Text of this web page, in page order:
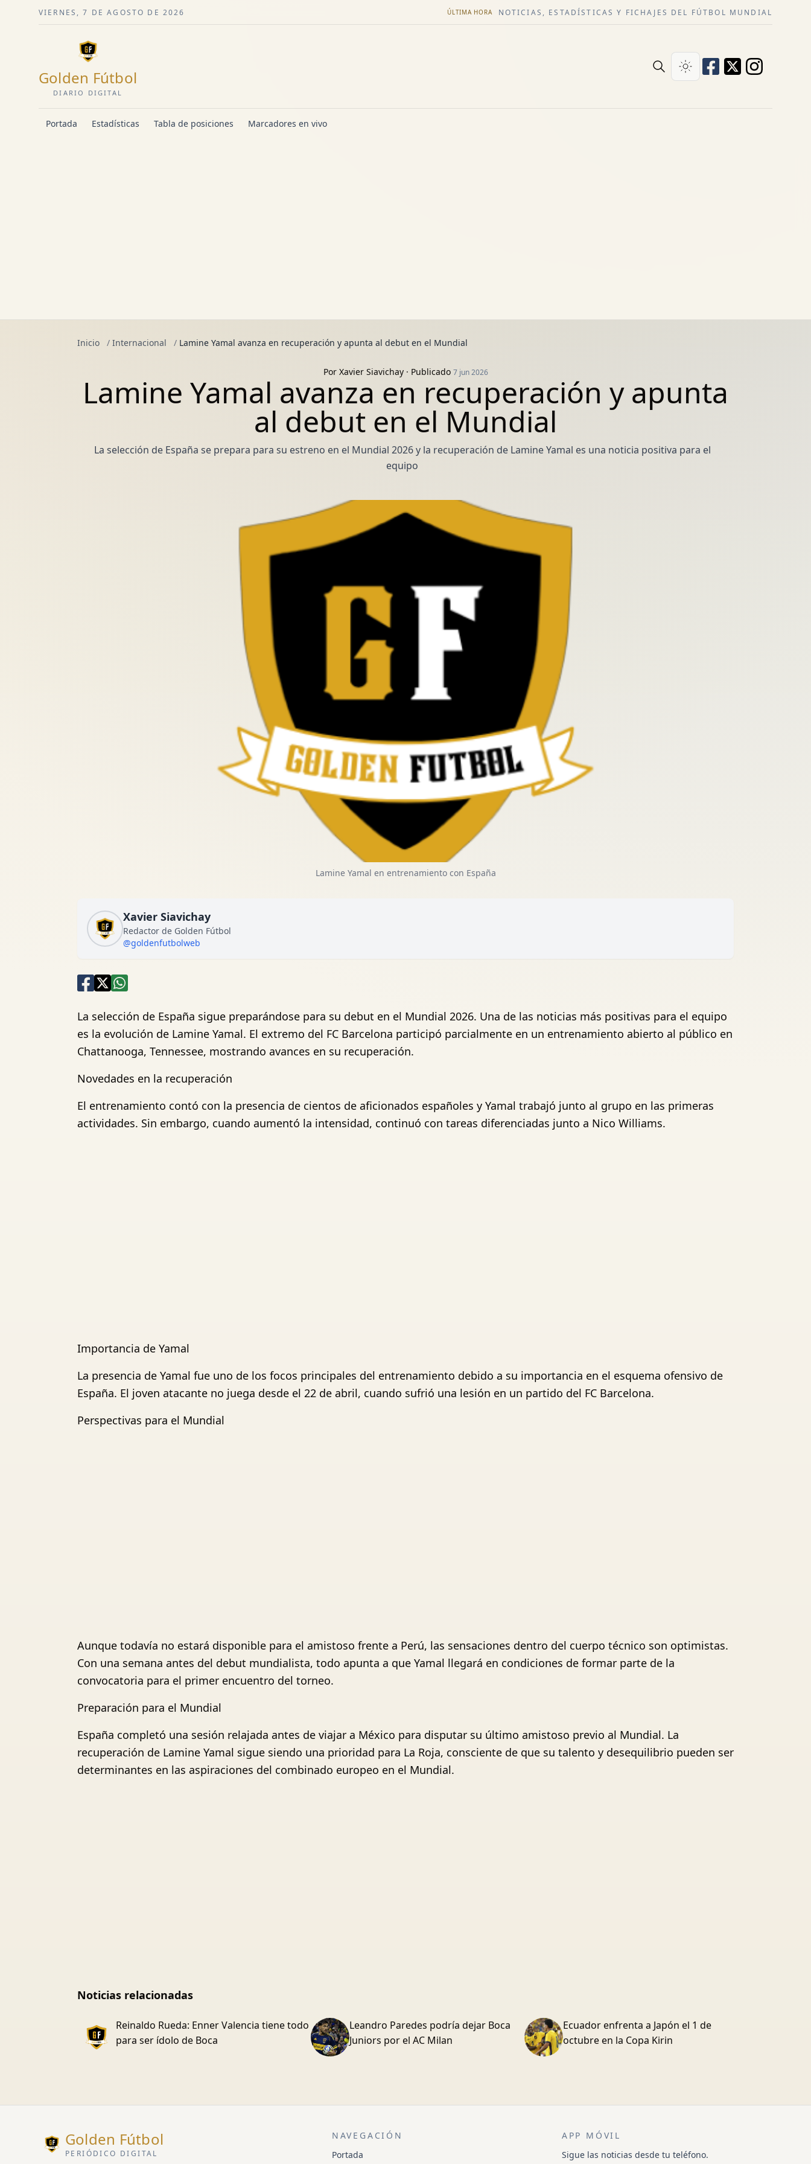
VIERNES, 7 DE AGOSTO DE 2026 ÚLTIMA HORA NOTICIAS, ESTADÍSTICAS Y FICHAJES DEL FÚTBOL MUNDIAL
Golden Fútbol
DIARIO DIGITAL
Portada Estadísticas Tabla de posiciones Marcadores en vivo
Inicio / Internacional / Lamine Yamal avanza en recuperación y apunta al debut en el Mundial
Por Xavier Siavichay· Publicado 7 jun 2026
Lamine Yamal avanza en recuperación y apunta
al debut en el Mundial
La selección de España se prepara para su estreno en el Mundial 2026 y la recuperación de Lamine Yamal es una noticia positiva para el
equipo
Lamine Yamal en entrenamiento con España
Xavier Siavichay
Redactor de Golden Fútbol
@goldenfutbolweb
La selección de España sigue preparándose para su debut en el Mundial 2026. Una de las noticias más positivas para el equipo
es la evolución de Lamine Yamal. El extremo del FC Barcelona participó parcialmente en un entrenamiento abierto al público en
Chattanooga, Tennessee, mostrando avances en su recuperación.
Novedades en la recuperación
El entrenamiento contó con la presencia de cientos de aficionados españoles y Yamal trabajó junto al grupo en las primeras
actividades. Sin embargo, cuando aumentó la intensidad, continuó con tareas diferenciadas junto a Nico Williams.
Importancia de Yamal
La presencia de Yamal fue uno de los focos principales del entrenamiento debido a su importancia en el esquema ofensivo de
España. El joven atacante no juega desde el 22 de abril, cuando sufrió una lesión en un partido del FC Barcelona.
Perspectivas para el Mundial
Aunque todavía no estará disponible para el amistoso frente a Perú, las sensaciones dentro del cuerpo técnico son optimistas.
Con una semana antes del debut mundialista, todo apunta a que Yamal llegará en condiciones de formar parte de la
convocatoria para el primer encuentro del torneo.
Preparación para el Mundial
España completó una sesión relajada antes de viajar a México para disputar su último amistoso previo al Mundial. La
recuperación de Lamine Yamal sigue siendo una prioridad para La Roja, consciente de que su talento y desequilibrio pueden ser
determinantes en las aspiraciones del combinado europeo en el Mundial.
Noticias relacionadas
Reinaldo Rueda: Enner Valencia tiene todo
para ser ídolo de Boca
Leandro Paredes podría dejar Boca
Juniors por el AC Milan
Ecuador enfrenta a Japón el 1 de
octubre en la Copa Kirin
Golden Fútbol
PERIÓDICO DIGITAL
NAVEGACIÓN
Portada
APP MÓVIL
Sigue las noticias desde tu teléfono.